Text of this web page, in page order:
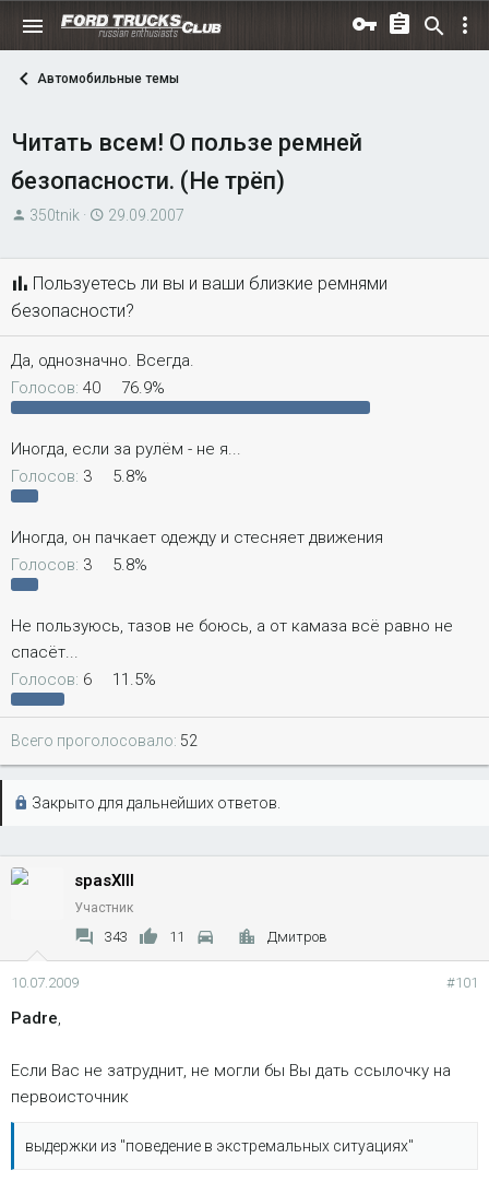
Автомобильные темы
Читать всем! О пользе ремней
безопасности. (Не трёп)
А
т
о
р
т
е
м
ы
350tnik
Д
т
а
н
а
ч
л
29.09.2007
Пользуетесь ли вы и ваши близкие ремнями
безопасности?
Да, однозначно. Всегда.
Голосов: 40 76.9%
Иногда, если за рулём - не я...
Голосов: 3 5.8%
Иногда, он пачкает одежду и стесняет движения
Голосов: 3 5.8%
Не пользуюсь, тазов не боюсь, а от камаза всё равно не
спасёт...
Голосов: 6 11.5%
Всего проголосовало 52
Закрыто для дальнейших ответов.
spasXIII
Участник
343 11 Дмитров
10.07.2009 #101
Padre,
Если Вас не затруднит, не могли бы Вы дать ссылочку на
первоисточник
выдержки из "поведение в экстремальных ситуациях"